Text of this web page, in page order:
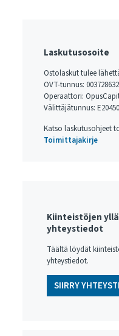
Laskutusosoite
Ostolaskut tulee
OVT-tunnus:
Operaattori:
Välittäjätunnus:
Katso laskutusohjeet
Toimittajakirje
Kiinteistöjen
yhteystiedot
Täältä löydät
yhteystiedot.
SIIRRY